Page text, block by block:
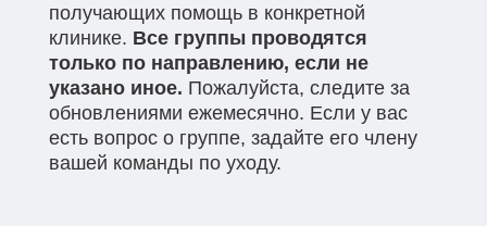
получающих помощь в конкретной
клинике. Все группы проводятся
только по направлению, если не
указано иное. Пожалуйста, следите за
обновлениями ежемесячно. Если у вас
есть вопрос о группе, задайте его члену
вашей команды по уходу.